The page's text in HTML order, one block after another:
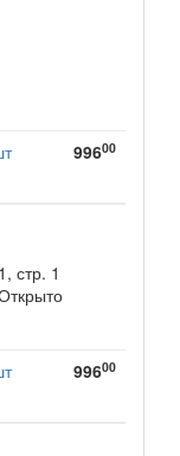
99600
стр. 1
99600